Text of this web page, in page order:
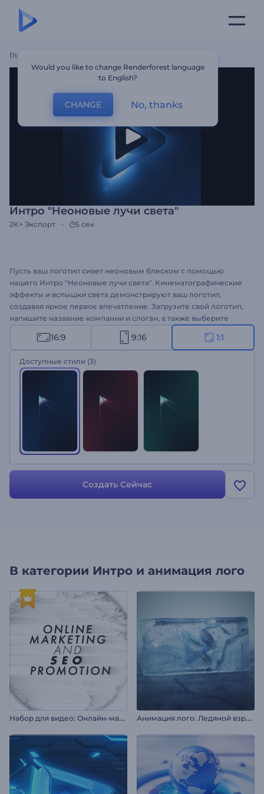
Главная
Интро "Неоновые лучи света"
2K+ Экспорт 5 сек
Пусть ваш логотип сияет неоновым блеском с помощью
нашего Интро "Неоновые лучи света". Кинематографические
эффекты и вспышки света демонстрируют ваш логотип,
создавая яркое первое впечатление. Загрузите свой логотип,
напишите название компании и слоган, а также выберите
подходящий саундтрек. Идеально подходит для
кинематографических интро или аутро, заставок презентаций,
запуска продуктов или любых других проектов, требующих
впечатляющего представления. Создавайте прямо сейчас!
16:9 9:16 1:1
Доступные стили (3)
Создать Сейчас
В категории Интро и анимация лого
Н
абор для видео: Онлайн-маркетинг и SEO А
нимация лого: Ледяной взрыв
Would you like to change Renderforest language
to English?
CHANGE No, thanks